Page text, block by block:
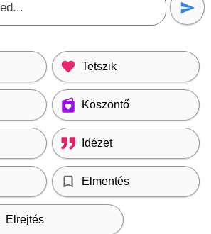
Tetszik
Köszöntő
Idézet
Elmentés
Elrejtés